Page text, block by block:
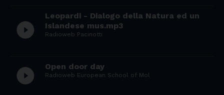
play_circle_filled
Leopardi - Dialogo della Natura ed un
Islandese mus.mp3
Radioweb Pacinotti
play_circle_filled Open door day
Radioweb European School of Mol